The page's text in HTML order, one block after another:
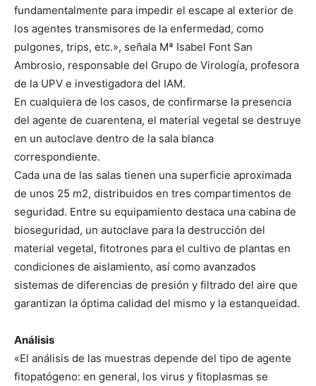
fundamentalmente para impedir el escape al exterior de
los agentes transmisores de la enfermedad, como
pulgones, trips, etc.», señala Mª Isabel Font San
Ambrosio, responsable del Grupo de Virología, profesora
de la UPV e investigadora del IAM.
En cualquiera de los casos, de confirmarse la presencia
del agente de cuarentena, el material vegetal se destruye
en un autoclave dentro de la sala blanca
correspondiente.
Cada una de las salas tienen una superficie aproximada
de unos 25 m2, distribuidos en tres compartimentos de
seguridad. Entre su equipamiento destaca una cabina de
bioseguridad, un autoclave para la destrucción del
material vegetal, fitotrones para el cultivo de plantas en
condiciones de aislamiento, así como avanzados
sistemas de diferencias de presión y filtrado del aire que
garantizan la óptima calidad del mismo y la estanqueidad.
Análisis
«El análisis de las muestras depende del tipo de agente
fitopatógeno: en general, los virus y fitoplasmas se